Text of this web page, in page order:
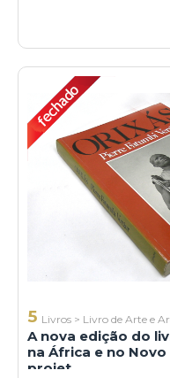
5 Livros > Livro de Arte e
A nova edição do
na África e no
projet